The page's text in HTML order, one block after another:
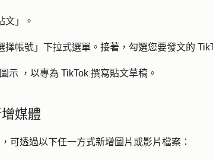
文 」。
擇帳號 」下拉式選單。接著，勾選您要發文的
示 ，以專為 TikTok 撰寫貼文草稿。
媒體
可透過以下任一方式新增圖片或影片檔案：